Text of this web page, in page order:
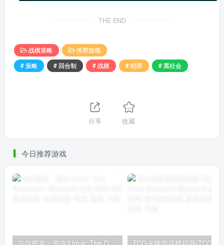
THE END
战棋策略
推荐游戏
# 策略
# 回合制 # 战棋 # 犯罪 # 黑社会
分享 收藏
今日推荐游戏